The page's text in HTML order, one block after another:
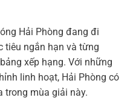
Hải Phòng đang đi
tiêu ngắn hạn và từng
xếp hạng. Với những
linh hoạt, Hải Phòng có
trong mùa giải này.